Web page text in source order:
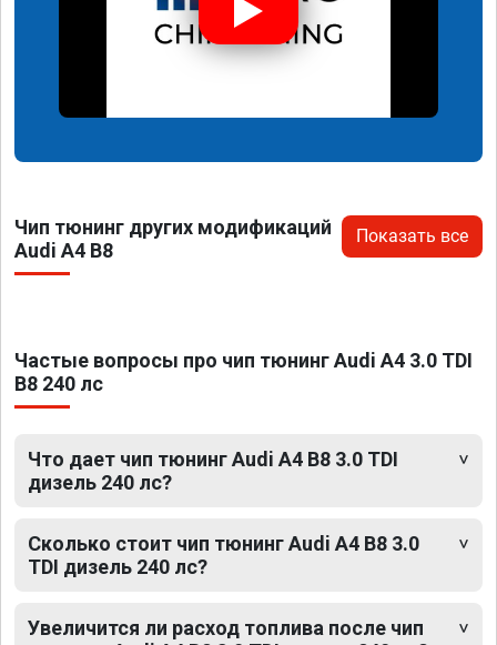
Чип тюнинг других модификаций
Audi A4 B8
Показать все
Частые вопросы про чип тюнинг Audi A4 3.0 TDI
B8 240 лс
Что дает чип тюнинг Audi A4 B8 3.0 TDI
дизель 240 лс?
Сколько стоит чип тюнинг Audi A4 B8 3.0
TDI дизель 240 лс?
Увеличится ли расход топлива после чип